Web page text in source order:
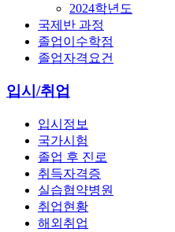
2024학년도
국제반 과정
졸업이수학점
졸업자격요건
입시/취업
입시정보
국가시험
졸업 후 진로
취득자격증
실습협약병원
취업현황
해외취업